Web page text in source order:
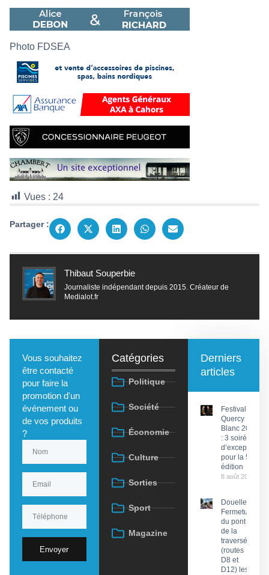
Photo FDSEA
Vues : 24
Partager :
Thibaut Souperbie
Journaliste indépendant depuis 2015. Créateur de
Medialot.fr
Vous souhaitez
être contacté
pour faire la
promotion d'un
événement ou
de vos produits
?
Envoyer
Catégories
Politique
Société
Économie
Culture
Sorties
Sport
Magazine
Derniers
articles
Festival du
Quercy
Blanc 2026
: 3 soirées
d’exception
pour la 58e
édition
8 août 2026
Douelle :
Fermeture
du pont et
de la
traversée
(routes
D8 et
D12) les